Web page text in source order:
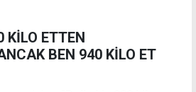
KİLO ETTEN
BEN 940 KİLO ET